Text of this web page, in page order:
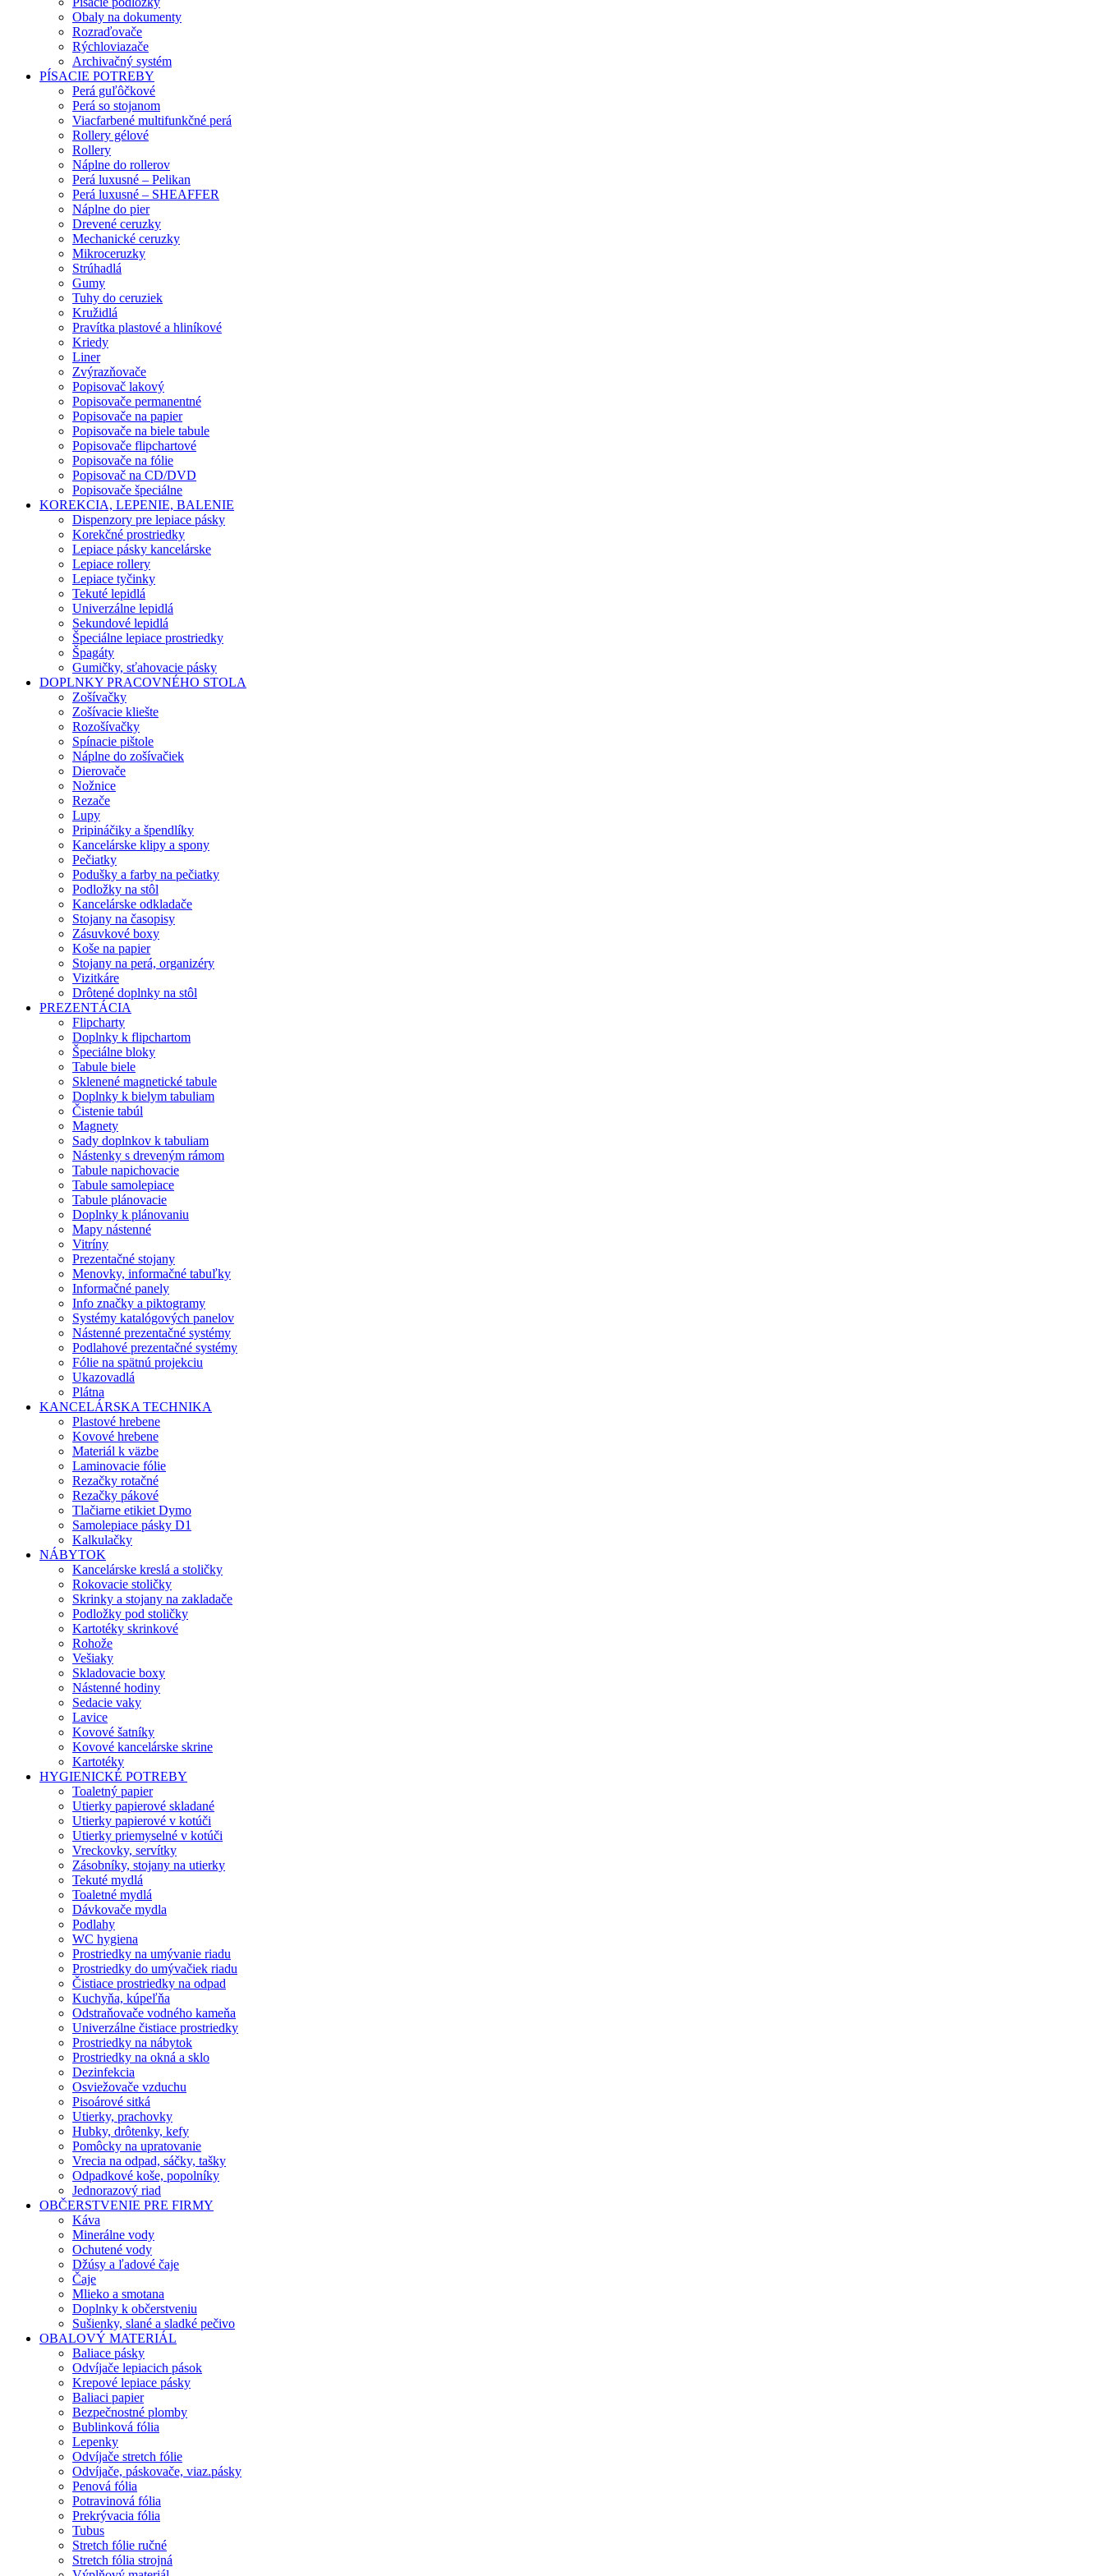
Obaly na dokumenty
Rozraďovače
Rýchloviazače
Archivačný systém
PÍSACIE POTREBY
Perá guľôčkové
Perá so stojanom
Viacfarbené multifunkčné perá
Rollery gélové
Rollery
Náplne do rollerov
Perá luxusné – Pelikan
Perá luxusné – SHEAFFER
Náplne do pier
Drevené ceruzky
Mechanické ceruzky
Mikroceruzky
Strúhadlá
Gumy
Tuhy do ceruziek
Kružidlá
Pravítka plastové a hliníkové
Kriedy
Liner
Zvýrazňovače
Popisovač lakový
Popisovače permanentné
Popisovače na papier
Popisovače na biele tabule
Popisovače flipchartové
Popisovače na fólie
Popisovač na CD/DVD
Popisovače špeciálne
KOREKCIA, LEPENIE, BALENIE
Dispenzory pre lepiace pásky
Korekčné prostriedky
Lepiace pásky kancelárske
Lepiace rollery
Lepiace tyčinky
Tekuté lepidlá
Univerzálne lepidlá
Sekundové lepidlá
Špeciálne lepiace prostriedky
Špagáty
Gumičky, sťahovacie pásky
DOPLNKY PRACOVNÉHO STOLA
Zošívačky
Zošívacie kliešte
Rozošívačky
Spínacie pištole
Náplne do zošívačiek
Dierovače
Nožnice
Rezače
Lupy
Pripináčiky a špendlíky
Kancelárske klipy a spony
Pečiatky
Podušky a farby na pečiatky
Podložky na stôl
Kancelárske odkladače
Stojany na časopisy
Zásuvkové boxy
Koše na papier
Stojany na perá, organizéry
Vizitkáre
Drôtené doplnky na stôl
PREZENTÁCIA
Flipcharty
Doplnky k flipchartom
Špeciálne bloky
Tabule biele
Sklenené magnetické tabule
Doplnky k bielym tabuliam
Čistenie tabúl
Magnety
Sady doplnkov k tabuliam
Nástenky s dreveným rámom
Tabule napichovacie
Tabule samolepiace
Tabule plánovacie
Doplnky k plánovaniu
Mapy nástenné
Vitríny
Prezentačné stojany
Menovky, informačné tabuľky
Informačné panely
Info značky a piktogramy
Systémy katalógových panelov
Nástenné prezentačné systémy
Podlahové prezentačné systémy
Fólie na spätnú projekciu
Ukazovadlá
Plátna
KANCELÁRSKA TECHNIKA
Plastové hrebene
Kovové hrebene
Materiál k väzbe
Laminovacie fólie
Rezačky rotačné
Rezačky pákové
Tlačiarne etikiet Dymo
Samolepiace pásky D1
Kalkulačky
NÁBYTOK
Kancelárske kreslá a stoličky
Rokovacie stoličky
Skrinky a stojany na zakladače
Podložky pod stoličky
Kartotéky skrinkové
Rohože
Vešiaky
Skladovacie boxy
Nástenné hodiny
Sedacie vaky
Lavice
Kovové šatníky
Kovové kancelárske skrine
Kartotéky
HYGIENICKÉ POTREBY
Toaletný papier
Utierky papierové skladané
Utierky papierové v kotúči
Utierky priemyselné v kotúči
Vreckovky, servítky
Zásobníky, stojany na utierky
Tekuté mydlá
Toaletné mydlá
Dávkovače mydla
Podlahy
WC hygiena
Prostriedky na umývanie riadu
Prostriedky do umývačiek riadu
Čistiace prostriedky na odpad
Kuchyňa, kúpeľňa
Odstraňovače vodného kameňa
Univerzálne čistiace prostriedky
Prostriedky na nábytok
Prostriedky na okná a sklo
Dezinfekcia
Osviežovače vzduchu
Pisoárové sitká
Utierky, prachovky
Hubky, drôtenky, kefy
Pomôcky na upratovanie
Vrecia na odpad, sáčky, tašky
Odpadkové koše, popolníky
Jednorazový riad
OBČERSTVENIE PRE FIRMY
Káva
Minerálne vody
Ochutené vody
Džúsy a ľadové čaje
Čaje
Mlieko a smotana
Doplnky k občerstveniu
Sušienky, slané a sladké pečivo
OBALOVÝ MATERIÁL
Baliace pásky
Odvíjače lepiacich pások
Krepové lepiace pásky
Baliaci papier
Bezpečnostné plomby
Bublinková fólia
Lepenky
Odvíjače stretch fólie
Odvíjače, páskovače, viaz.pásky
Penová fólia
Potravinová fólia
Prekrývacia fólia
Tubus
Stretch fólie ručné
Stretch fólia strojná